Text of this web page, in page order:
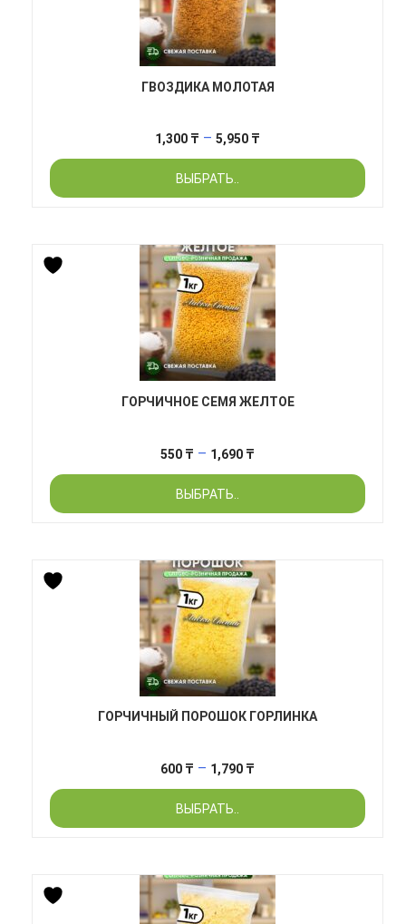
ГВОЗДИКА МОЛОТАЯ
1,300 ₸ – 5,950 ₸
цен:
–
ВЫБРАТЬ..
ГОРЧИЧНОЕ СЕМЯ ЖЕЛТОЕ
550 ₸ – 1,690 ₸
цен:
–
ВЫБРАТЬ..
ГОРЧИЧНЫЙ ПОРОШОК ГОРЛИНКА
600 ₸ – 1,790 ₸
цен:
–
ВЫБРАТЬ..